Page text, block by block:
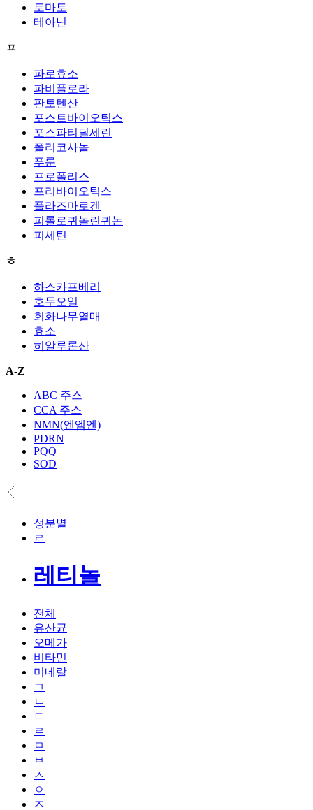
토마토
테아닌
ㅍ
파로효소
파비플로라
판토텐산
포스트바이오틱스
포스파티딜세린
폴리코사놀
푸룬
프로폴리스
프리바이오틱스
플라즈마로겐
피롤로퀴놀린퀴논
피세틴
ㅎ
하스카프베리
호두오일
회화나무열매
효소
히알루론산
A-Z
ABC 주스
CCA 주스
NMN(엔엠엔)
PDRN
PQQ
SOD
성분별
ㄹ
레티놀
전체
유산균
오메가
비타민
미네랄
ㄱ
ㄴ
ㄷ
ㄹ
ㅁ
ㅂ
ㅅ
ㅇ
ㅈ